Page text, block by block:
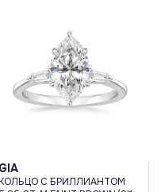
GIA
КОЛЬЦО С БРИЛЛИАНТОМ